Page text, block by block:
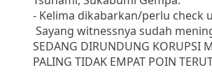
- Kelima dikabarkan/perlu check
Sayang witnessnya sudah
SEDANG DIRUNDUNG KORUPSI
PALING TIDAK EMPAT POIN